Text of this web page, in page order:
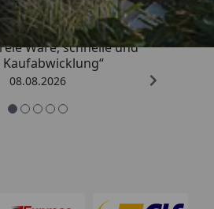
Ware, schnelle und
08.08.2026